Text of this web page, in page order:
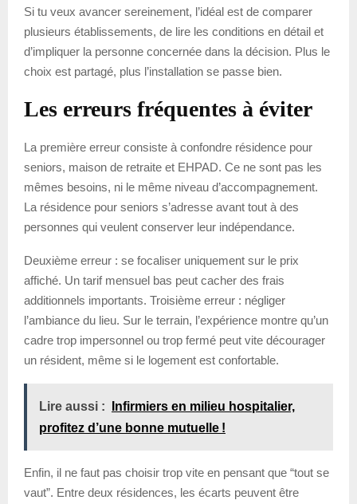
Si tu veux avancer sereinement, l’idéal est de comparer
plusieurs établissements, de lire les conditions en détail et
d’impliquer la personne concernée dans la décision. Plus le
choix est partagé, plus l’installation se passe bien.
Les erreurs fréquentes à éviter
La première erreur consiste à confondre résidence pour
seniors, maison de retraite et EHPAD. Ce ne sont pas les
mêmes besoins, ni le même niveau d’accompagnement.
La résidence pour seniors s’adresse avant tout à des
personnes qui veulent conserver leur indépendance.
Deuxième erreur : se focaliser uniquement sur le prix
affiché. Un tarif mensuel bas peut cacher des frais
additionnels importants. Troisième erreur : négliger
l’ambiance du lieu. Sur le terrain, l’expérience montre qu’un
cadre trop impersonnel ou trop fermé peut vite décourager
un résident, même si le logement est confortable.
Lire aussi :
Infirmiers en milieu hospitalier,
profitez d’une bonne mutuelle !
Enfin, il ne faut pas choisir trop vite en pensant que “tout se
vaut”. Entre deux résidences, les écarts peuvent être